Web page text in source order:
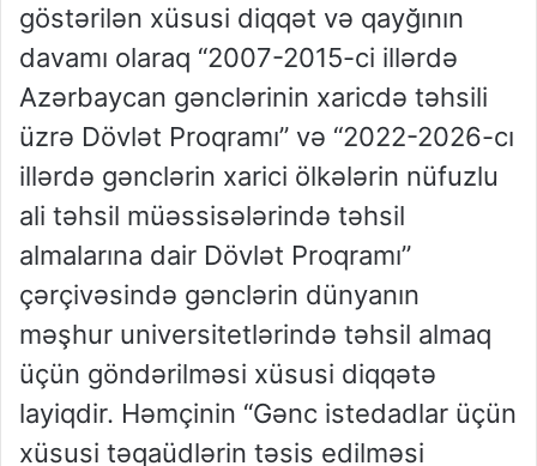
göstərilən xüsusi diqqət və qayğının
davamı olaraq “2007-2015-ci illərdə
Azərbaycan gənclərinin xaricdə təhsili
üzrə Dövlət Proqramı” və “2022-2026-cı
illərdə gənclərin xarici ölkələrin nüfuzlu
ali təhsil müəssisələrində təhsil
almalarına dair Dövlət Proqramı”
çərçivəsində gənclərin dünyanın
məşhur universitetlərində təhsil almaq
üçün göndərilməsi xüsusi diqqətə
layiqdir. Həmçinin “Gənc istedadlar üçün
xüsusi təqaüdlərin təsis edilməsi